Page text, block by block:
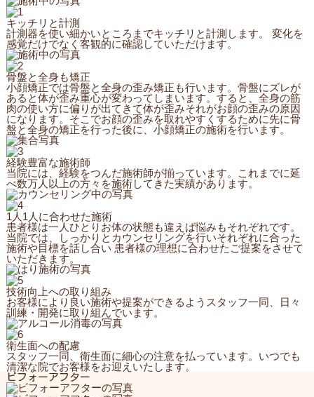
キッチリと計測
計測器を使い細かいところまでキッチリと計測します。 変化を
感覚だけでなく客観的に確認していただけます。
骨盤と全身も矯正
小顔矯正では骨盤と全身の歪み矯正も行います。骨盤にズレが
あると体が歪み重心が変わってしまいます。すると、全身の筋
肉の使い方に偏りが出てきて体が歪みそれがお顔の歪みの原因
になります。そこでお顔の歪みを取れやすくするために先に骨
盤と全身の矯正を行った後に、小顔矯正の施術を行います。
経験豊富な施術師
当院には、経験をつんだ施術師が揃っています。これまでに延
べ数万人以上の方々を施術してきた実績があります。
1人1人に合わせた施術
患者様は一人ひとりお体の状態も違えば悩みもそれぞれです。
当院では、しっかりとカウンセリングを行いそれぞれに合った
施術や目標を話し合い 患者様の理想に合わせたご提案をさせて
いただきます。
技術向上への取り組み
お客様により良い施術や提案ができるようスタッフ一同、日々
訓練・開発に取り組んでいます。
衛生面への配慮
スタッフ一同、衛生面に細心の注意を払っています。いつでも
清潔な院でお客様をお迎えいたします。
ビフォーアフター